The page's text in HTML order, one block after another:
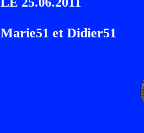
Marie51 et Didier51